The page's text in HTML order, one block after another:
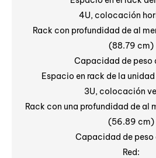
4U, colocación
Rack con profundidad de al
(88.79 cm)
Capacidad de peso
Espacio en rack de la
3U, colocación
Rack con una profundidad de al
(56.89 cm)
Capacidad de peso
Red: